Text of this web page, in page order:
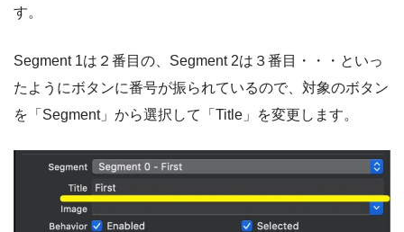
す。
Segment 1は２番目の、Segment 2は３番目・・・といっ
たようにボタンに番号が振られているので、対象のボタン
を「Segment」から選択して「Title」を変更します。